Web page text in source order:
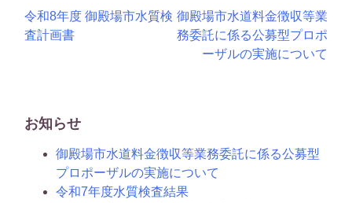
投
ゲ
令和8年度 御殿場市水質検
査計画書
御殿場市水道料金徴収等業
務委託に係る公募型プロポ
ーザルの実施について
お知らせ
御殿場市水道料金徴収等業務委託に係る公募型
プロポーザルの実施について
令和7年度水質検査結果